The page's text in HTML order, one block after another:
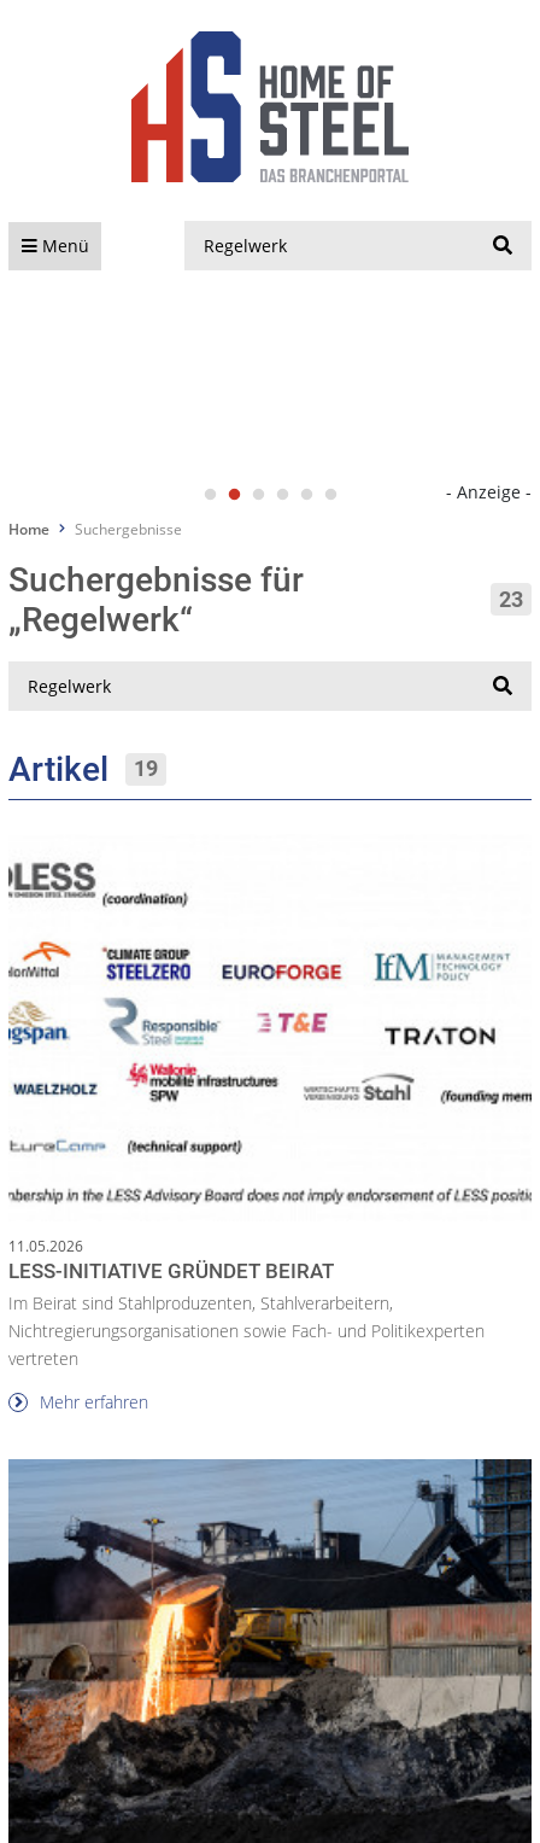
Menü
- Anzeige -
Home Suchergebnisse
Suchergebnisse für
„Regelwerk“
23
Artikel 19
11.05.2026
LESS-INITIATIVE GRÜNDET BEIRAT
Im Beirat sind Stahlproduzenten, Stahlverarbeitern,
Nichtregierungsorganisationen sowie Fach- und Politikexperten
vertreten
Mehr erfahren